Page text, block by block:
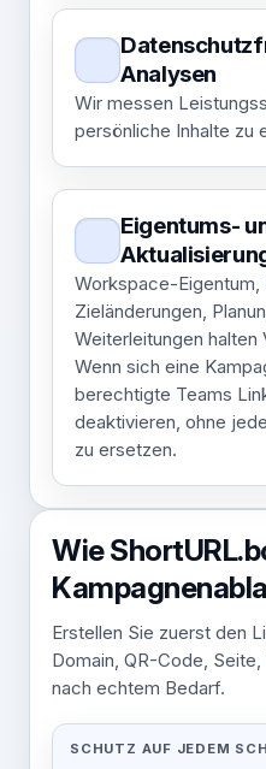
Analysen
Wir messen
persönliche Inhalte zu
Eigentums-
Workspace-Eigentum,
Zieländerungen,
Weiterleitungen halten
Wenn sich eine
berechtigte Teams
deaktivieren, ohne
zu ersetzen.
Wie
Erstellen Sie zuerst den
Domain, QR-Code,
nach echtem Bedarf.
SCHUTZ AUF JEDEM